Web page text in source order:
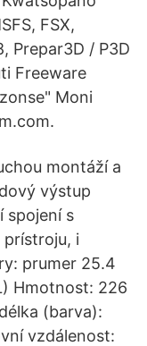
FSX,
Prepar3D / P3D
Freeware
Moni
montáží a
výstup
spojení s
i
prumer 25.4
Hmotnost: 226
(barva):
vzdálenost: